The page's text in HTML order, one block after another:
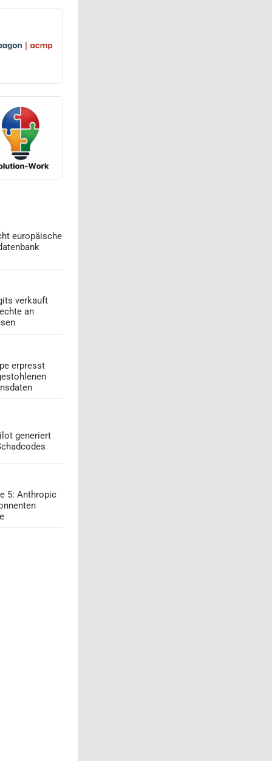
europäische
verkauft
an
erpresst
generiert
5: Anthropic